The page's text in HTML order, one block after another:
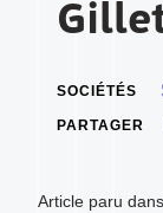
SOCIÉTÉS
PARTAGER
Article paru